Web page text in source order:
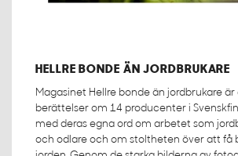
HELLRE BONDE ÄN JORDBRUKARE
Magasinet Hellre bonde än jordbrukare
berättelser om 14 producenter i
med deras egna ord om arbetet som
och odlare och om stoltheten över att få